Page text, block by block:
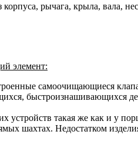
рычага, крыла, вала,
элемент:
самоочищающиеся
быстроизнашивающихся
устройств такая же как и у
шахтах. Недостатком